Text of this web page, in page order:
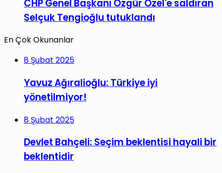
CHP Genel Başkanı Özgür Özel'e saldıran
Selçuk Tengioğlu tutuklandı
En Çok Okunanlar
8 Şubat 2025
Yavuz Ağıralioğlu: Türkiye iyi
yönetilmiyor!
8 Şubat 2025
Devlet Bahçeli: Seçim beklentisi hayali bir
beklentidir